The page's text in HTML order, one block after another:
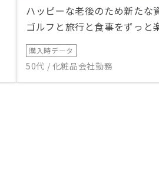
ハッピーな老後のため新たな
ゴルフと旅行と食事をずっと
購入時データ
50代 / 化粧品会社勤務